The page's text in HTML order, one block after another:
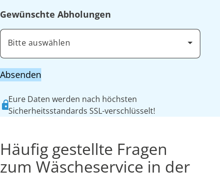
Gewünschte Abholungen
Bitte auswählen
Absenden
Eure Daten werden nach höchsten
Sicherheitsstandards SSL-verschlüsselt!
Häufig gestellte Fragen
zum Wäscheservice in der